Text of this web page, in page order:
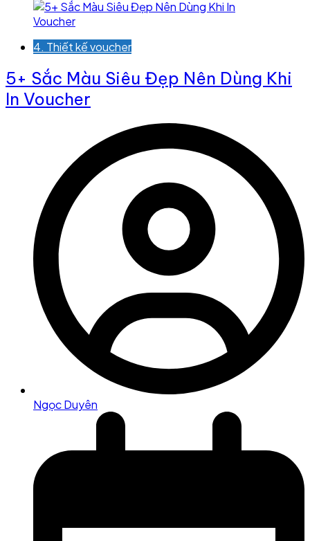
4. Thiết kế voucher
5+ Sắc Màu Siêu Đẹp Nên Dùng Khi
In Voucher
Ngọc Duyên